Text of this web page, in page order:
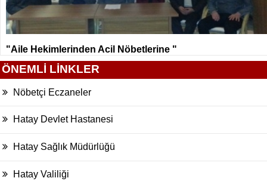
"Aile Hekimlerinden Acil Nöbetlerine "
ÖNEMLİ LİNKLER
Nöbetçi Eczaneler
Hatay Devlet Hastanesi
Hatay Sağlık Müdürlüğü
Hatay Valiliği